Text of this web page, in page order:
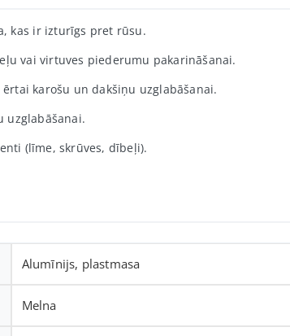
kas ir izturīgs pret rūsu.
vai virtuves piederumu pakarināšanai.
karošu un dakšiņu uzglabāšanai.
uzglabāšanai.
(līme, skrūves, dībeļi).
Alumīnijs, plastmasa
Melna